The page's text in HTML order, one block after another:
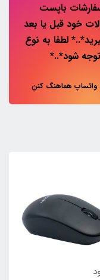
باپست
خود قبل یا بعد
لطفا به نوع
شود*..*
واتساپ هماهنگ کنن